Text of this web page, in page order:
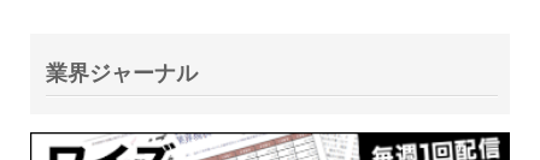
業界ジャーナル